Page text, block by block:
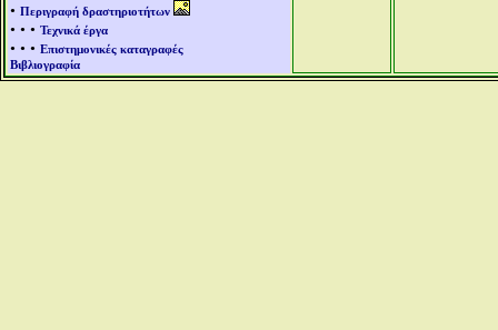
• Περιγραφή δραστηριοτήτων
• • • Τεχνικά έργα
• • • Επιστημονικές καταγραφές
Βιβλιογραφία